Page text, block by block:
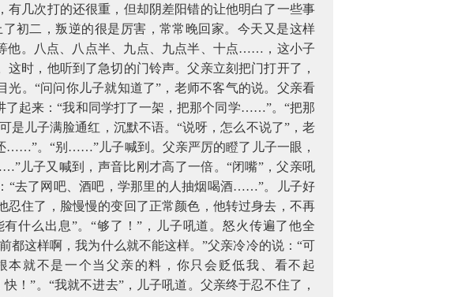
几次打的还很重，但却阴差阳错的让他明白了一些事
初二，叛逆的很是厉害，常常晚回家。今天又是这样
他。八点、八点半、九点、九点半、十点……，这小子
时，他听到了急切的门铃声。父亲立刻把门打开了，
。“问问你儿子就知道了”，老师不客气的说。父亲看
了起来：“我和同学打了一架，把那个同学……”。“把那
是儿子满脸通红，沉默不语。“说呀，怎么不说了”，老
……”。“别……”儿子喊到。父亲严厉的瞪了儿子一眼，
儿子又喊到，声音比刚才高了一倍。“闭嘴”，父亲吼
“去了网吧、酒吧，学那里的人抽烟喝酒……”。儿子好
住了，脸慢慢的变回了正常颜色，他转过身去，不再
什么出息”。“够了！”，儿子吼道。怒火传遍了他全
都这样啊，我为什么就不能这样。”父亲冷冷的说：“可
就不是一个当父亲的料，你只会贬低我、看不起
”。“我就不进去”，儿子吼道。父亲终于忍不住了，